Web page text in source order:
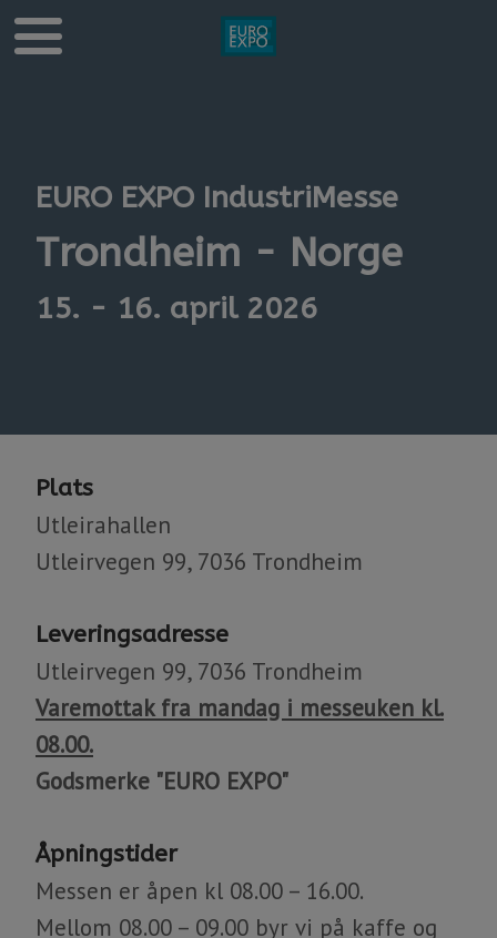
EURO EXPO IndustriMesse
Trondheim - Norge
15. - 16. april 2026
Plats
Utleirahallen
Utleirvegen 99, 7036 Trondheim
Leveringsadresse
Utleirvegen 99, 7036 Trondheim
​​​​​​​Varemottak fra mandag i messeuken kl.
08.00.
Godsmerke "EURO EXPO"
Åpningstider
Messen er åpen kl 08.00 – 16.00.
Mellom 08.00 – 09.00 byr vi på kaffe og